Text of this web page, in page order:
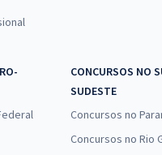
CONCURSOS NO
SUDESTE
Concursos no
Concursos no Rio